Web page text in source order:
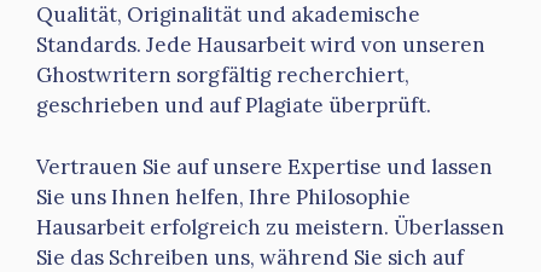
Qualität, Originalität und akademische
Standards. Jede Hausarbeit wird von unseren
Ghostwritern sorgfältig recherchiert,
geschrieben und auf Plagiate überprüft.
Vertrauen Sie auf unsere Expertise und lassen
Sie uns Ihnen helfen, Ihre Philosophie
Hausarbeit erfolgreich zu meistern. Überlassen
Sie das Schreiben uns, während Sie sich auf